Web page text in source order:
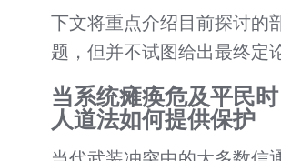
下文将重点介绍目前探讨的
题，但并不试图给出最终定论
当系统瘫痪危及平民
人道法如何提供保护